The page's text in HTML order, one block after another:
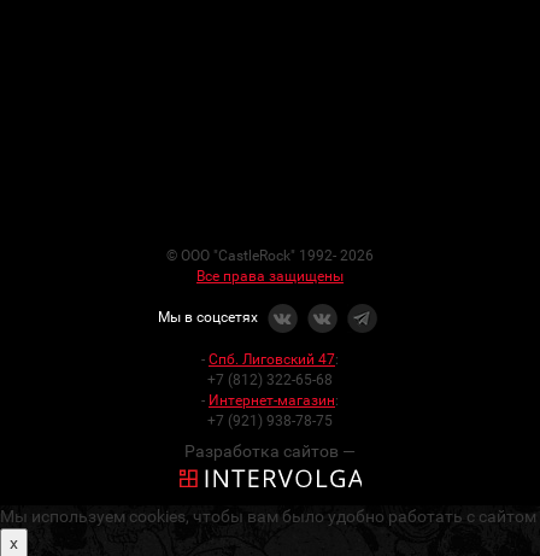
© ООО "CastleRock" 1992- 2026
Все права защищены
Мы в соцсетях
- Спб. Лиговский 47:
+7 (812) 322-65-68
- Интернет-магазин:
+7 (921) 938-78-75
Разработка сайтов —
Мы используем cookies, чтобы вам было удобно работать с сайтом
x